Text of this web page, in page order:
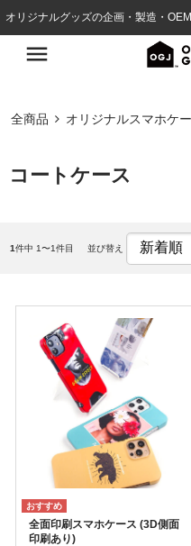
オリジナルグッズの企画・製造・
全商品 オリジナルスマホケ
コートケース
1件中 1〜1件目 並び替え
全面印刷スマホケース (3D側面
印刷あり)